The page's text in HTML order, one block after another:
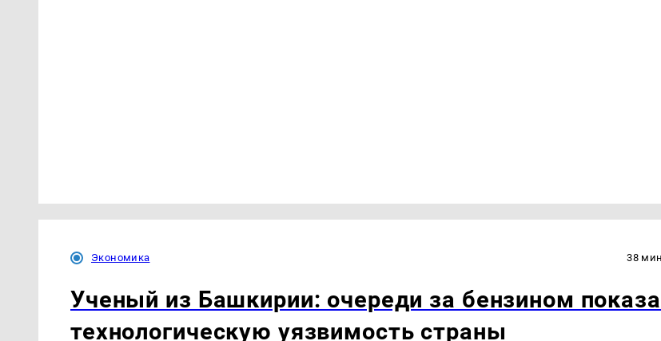
Экономика 38
Ученый из Башкирии: очереди за бензином
технологическую уязвимость страны